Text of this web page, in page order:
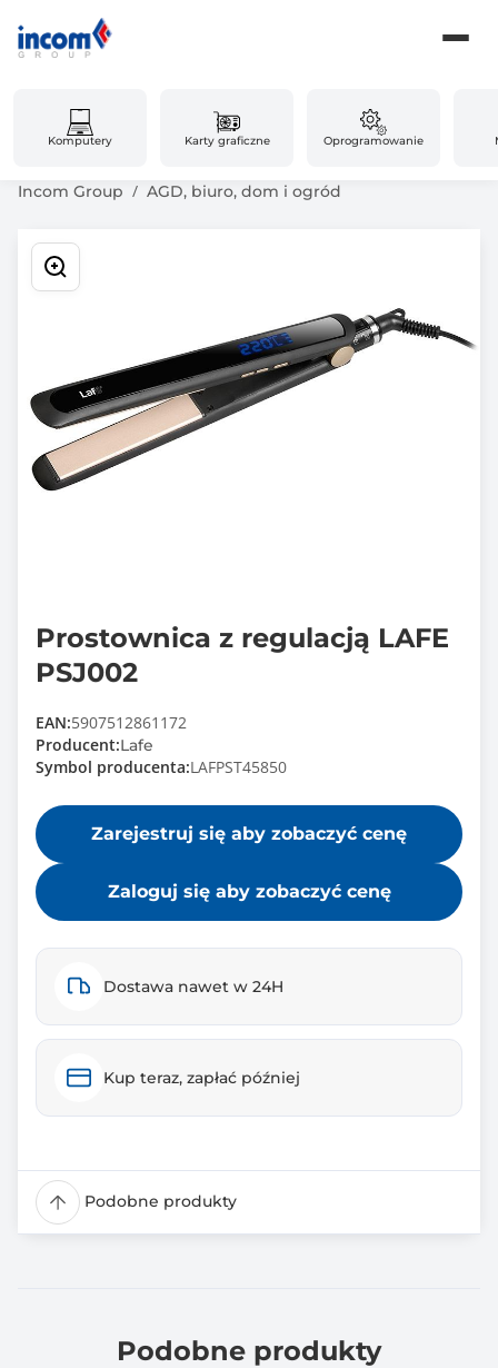
Komputery Karty graficzne Oprogramowanie
Incom Group AGD, biuro, dom i ogród
Prostownica z regulacją LAFE
PSJ002
EAN:5907512861172
Producent:Lafe
Symbol producenta:LAFPST45850
Zarejestruj się aby zobaczyć cenę
Zaloguj się aby zobaczyć cenę
Dostawa nawet w 24H
Kup teraz, zapłać później
Podobne produkty
Podobne produkty